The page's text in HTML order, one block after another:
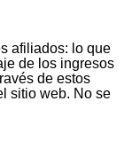
afiliados: lo que
de los ingresos
de estos
sitio web. No se